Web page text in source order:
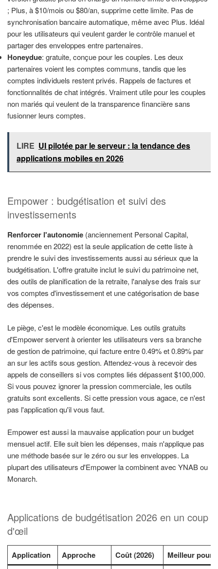
; Plus, à $10/mois ou $80/an, supprime cette limite. Pas de
synchronisation bancaire automatique, même avec Plus. Idéal
pour les utilisateurs qui veulent garder le contrôle manuel et
partager des enveloppes entre partenaires.
Honeydue: gratuite, conçue pour les couples. Les deux
partenaires voient les comptes communs, tandis que les
comptes individuels restent privés. Rappels de factures et
fonctionnalités de chat intégrés. Vraiment utile pour les couples
non mariés qui veulent de la transparence financière sans
fusionner leurs comptes.
LIRE UI pilotée par le serveur : la tendance des
applications mobiles en 2026
Empower : budgétisation et suivi des
investissements
Renforcer l'autonomie (anciennement Personal Capital,
renommée en 2022) est la seule application de cette liste à
prendre le suivi des investissements aussi au sérieux que la
budgétisation. L'offre gratuite inclut le suivi du patrimoine net,
des outils de planification de la retraite, l'analyse des frais sur
vos comptes d'investissement et une catégorisation de base
des dépenses.
Le piège, c'est le modèle économique. Les outils gratuits
d'Empower servent à orienter les utilisateurs vers sa branche
de gestion de patrimoine, qui facture entre 0.49% et 0.89% par
an sur les actifs sous gestion. Attendez-vous à recevoir des
appels de conseillers si vos comptes liés dépassent $100,000.
Si vous pouvez ignorer la pression commerciale, les outils
gratuits sont excellents. Si cette pression vous agace, ce n'est
pas l'application qu'il vous faut.
Empower est aussi la mauvaise application pour un budget
mensuel actif. Elle suit bien les dépenses, mais n'applique pas
une méthode basée sur le zéro ou sur les enveloppes. La
plupart des utilisateurs d'Empower la combinent avec YNAB ou
Monarch.
Applications de budgétisation 2026 en un coup
d'œil
Application Approche Coût (2026) Meilleur pour